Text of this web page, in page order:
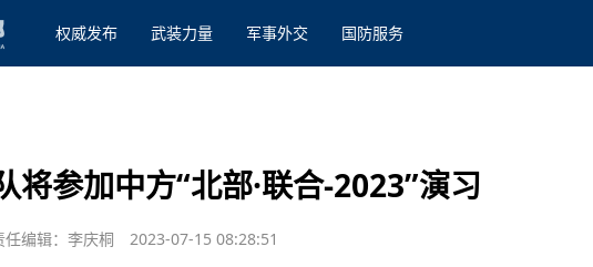
权威发布 武装力量 军事外交 国防服务
将参加中方“北部·联合-2023”演习
任编辑：李庆桐 2023-07-15 08:28:51